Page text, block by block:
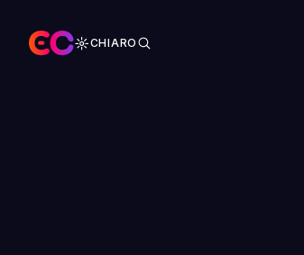
CHIARO